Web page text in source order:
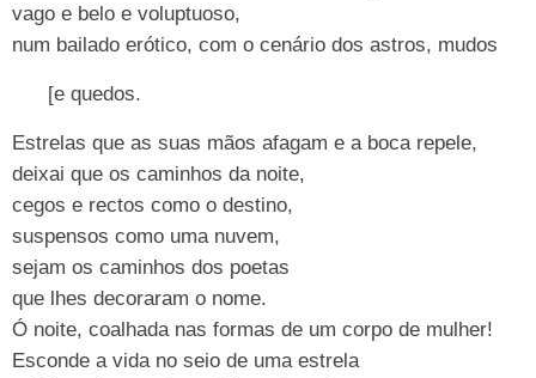
vago e belo e voluptuoso,
num bailado erótico, com o cenário dos astros, mudos
[e quedos.
Estrelas que as suas mãos afagam e a boca repele,
deixai que os caminhos da noite,
cegos e rectos como o destino,
suspensos como uma nuvem,
sejam os caminhos dos poetas
que lhes decoraram o nome.
Ó noite, coalhada nas formas de um corpo de mulher!
Esconde a vida no seio de uma estrela